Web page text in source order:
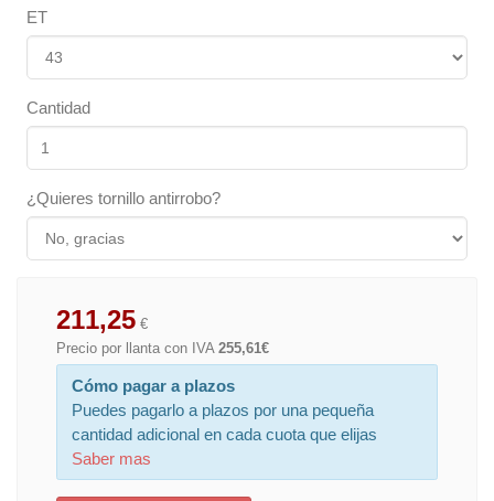
ET
Cantidad
¿Quieres tornillo antirrobo?
211,25 €
Precio por llanta con IVA 255,61€
Cómo pagar a plazos
Puedes pagarlo a plazos por una pequeña
cantidad adicional en cada cuota que elijas
Saber mas